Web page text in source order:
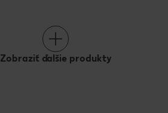
Zobraziť ďalšie produkty